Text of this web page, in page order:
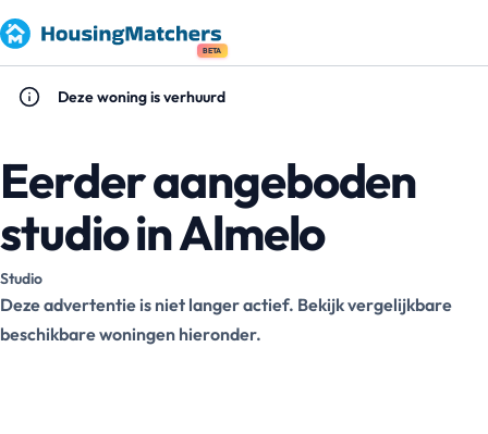
BETA
Deze woning is verhuurd
Eerder aangeboden
studio in Almelo
Studio
Deze advertentie is niet langer actief. Bekijk vergelijkbare
beschikbare woningen hieronder.